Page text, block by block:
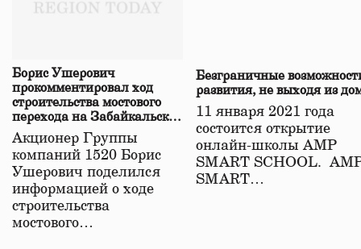
Борис Ушерович
прокомментировал ход
строительства мостового
перехода на Забайкальской
железной дороге
Акционер Группы
компаний 1520 Борис
Ушерович поделился
информацией о ходе
строительства
мостового…
Безграничные
развития, не выходя из
11 января 2021 года
состоится открытие
онлайн-школы АМР
SMART SCHOOL.
SMART…